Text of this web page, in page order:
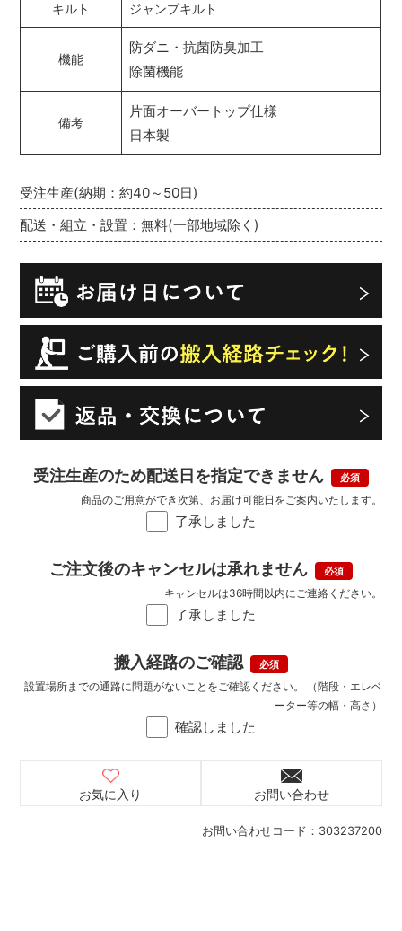
お問い合わせコード： 303237200
受注生産(納期：約40～50日)
配送・組立・設置：無料(一部地域除く)
受注生産のため配送日を指定できません
了承しました
商品のご用意ができ次第、お届け可能日をご案内いたします。
ご注文後のキャンセルは承れません
了承しました
キャンセルは36時間以内にご連絡ください。
搬入経路のご確認
確認しました
設置場所までの通路に問題がないことをご確認ください。 （階段・エレベ
ーター等の幅・高さ）
お気に入り お問い合わせ
キルト ジャンプキルト
機能
防ダニ・抗菌防臭加工
除菌機能
備考
片面オーバートップ仕様
日本製